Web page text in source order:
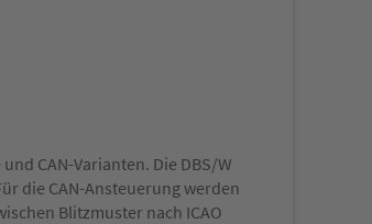
CAN-Varianten. Die DBS/W
die CAN-Ansteuerung werden
Blitzmuster nach ICAO